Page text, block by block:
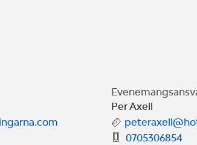
Per Axell
0705306854